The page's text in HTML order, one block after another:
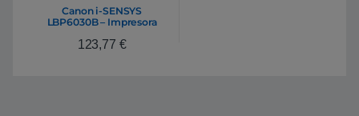
Canon i-SENSYS
LBP6030B – Impresora
123,77 €